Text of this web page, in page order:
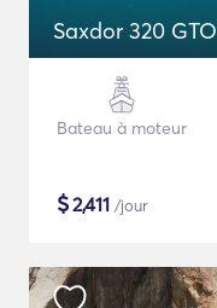
Saxdor 320 GTO
Bateau à moteur
$2,411 /jour